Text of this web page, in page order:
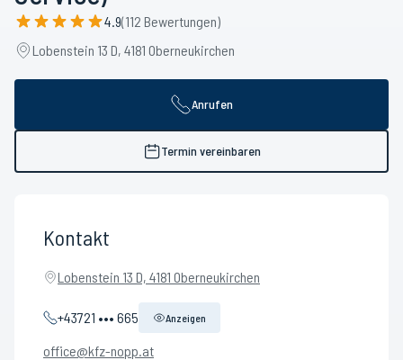
4.9(112 Bewertungen)
Lobenstein 13 D, 4181 Oberneukirchen
Anrufen
Termin vereinbaren
Kontakt
Lobenstein 13 D, 4181 Oberneukirchen
+43721 ••• 665 Anzeigen
office@kfz-nopp.at